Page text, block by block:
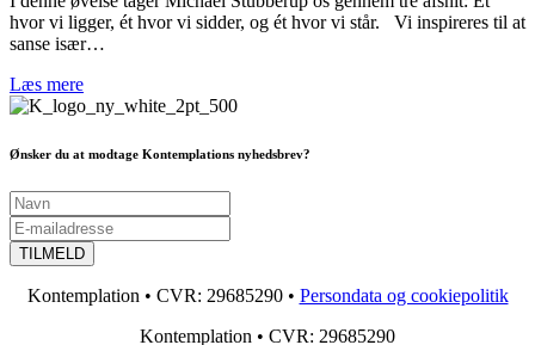
hvor vi ligger, ét hvor vi sidder, og ét hvor vi står. Vi inspireres til at
sanse især…
Læs mere
Ønsker du at modtage Kontemplations nyhedsbrev?
Kontemplation • CVR: 29685290 • Persondata og cookiepolitik
Kontemplation • CVR: 29685290